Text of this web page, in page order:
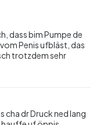
dass bim Pumpe de
Penis ufbläst, das
trotzdem sehr
cha dr Druck ned lang